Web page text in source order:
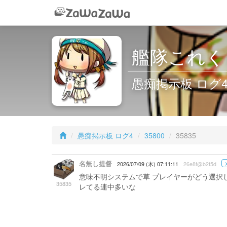
艦隊これ
愚痴掲示板 ログ
愚痴掲示板 ログ4 35800 35835
35835
名無し提督 2026/07/09 (木) 07:11:11 26e8f@b2f5d
意味不明システムで草 プレイヤーがどう選
レてる連中多いな